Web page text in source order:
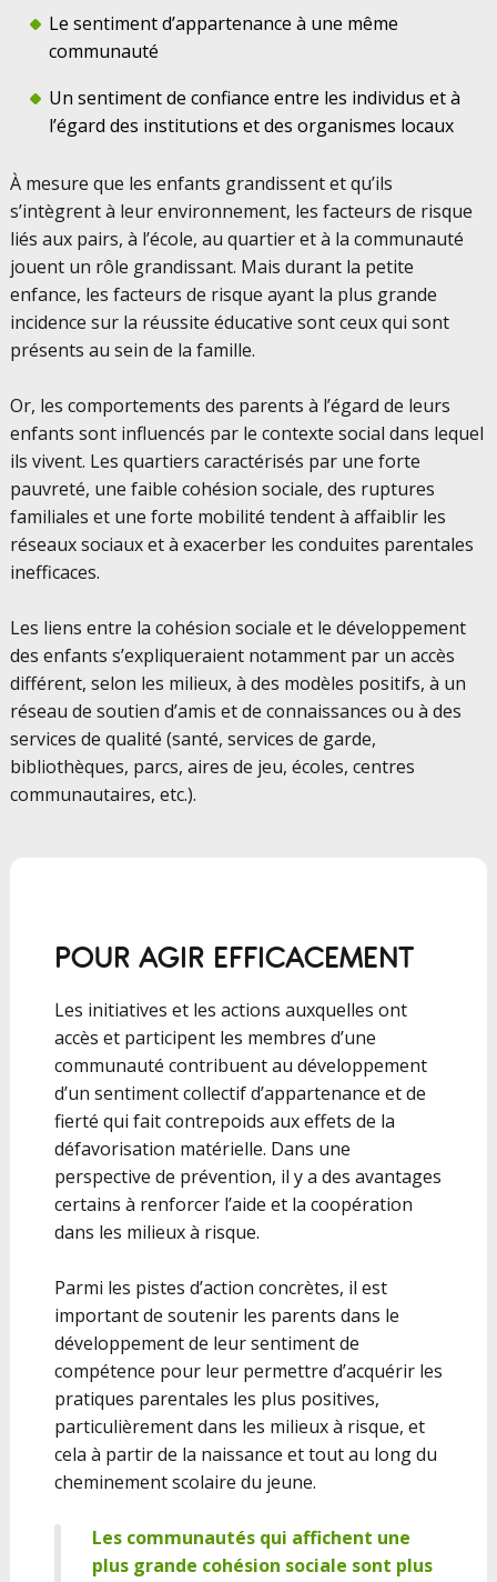
Le sentiment d’appartenance à une même
communauté
Un sentiment de confiance entre les individus et à
l’égard des institutions et des organismes locaux
À mesure que les enfants grandissent et qu’ils
s’intègrent à leur environnement, les facteurs de risque
liés aux pairs, à l’école, au quartier et à la communauté
jouent un rôle grandissant. Mais durant la petite
enfance, les facteurs de risque ayant la plus grande
incidence sur la réussite éducative sont ceux qui sont
présents au sein de la famille.
Or, les comportements des parents à l’égard de leurs
enfants sont influencés par le contexte social dans lequel
ils vivent. Les quartiers caractérisés par une forte
pauvreté, une faible cohésion sociale, des ruptures
familiales et une forte mobilité tendent à affaiblir les
réseaux sociaux et à exacerber les conduites parentales
inefficaces.
Les liens entre la cohésion sociale et le développement
des enfants s’expliqueraient notamment par un accès
différent, selon les milieux, à des modèles positifs, à un
réseau de soutien d’amis et de connaissances ou à des
services de qualité (santé, services de garde,
bibliothèques, parcs, aires de jeu, écoles, centres
communautaires, etc.).
POUR AGIR EFFICACEMENT
Les initiatives et les actions auxquelles ont
accès et participent les membres d’une
communauté contribuent au développement
d’un sentiment collectif d’appartenance et de
fierté qui fait contrepoids aux effets de la
défavorisation matérielle. Dans une
perspective de prévention, il y a des avantages
certains à renforcer l’aide et la coopération
dans les milieux à risque.
Parmi les pistes d’action concrètes, il est
important de soutenir les parents dans le
développement de leur sentiment de
compétence pour leur permettre d’acquérir les
pratiques parentales les plus positives,
particulièrement dans les milieux à risque, et
cela à partir de la naissance et tout au long du
cheminement scolaire du jeune.
Les communautés qui affichent une
plus grande cohésion sociale sont plus